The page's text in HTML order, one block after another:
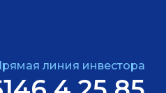
линия инвестора